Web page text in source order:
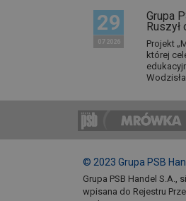
29
07 2026
Grupa
Projekt
której
© 2023 Grupa PSB
Grupa PSB Handel S.A.,
wpisana do Rejestru